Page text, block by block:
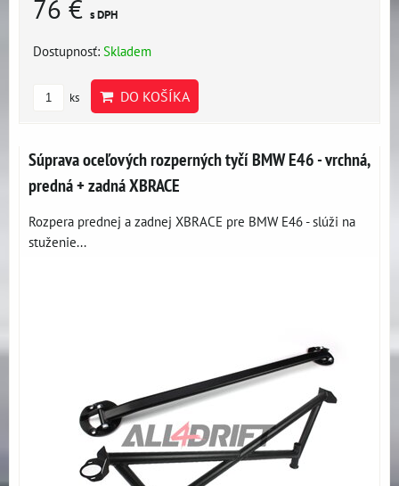
76 € s DPH
Dostupnosť: Skladem
ks DO KOŠÍKA
Súprava oceľových rozperných tyčí BMW E46 - vrchná,
predná + zadná XBRACE
Rozpera prednej a zadnej XBRACE pre BMW E46 - slúži na
stuženie...